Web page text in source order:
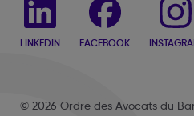
LINKEDIN FACEBOOK
© 2026 Ordre des Avocats du